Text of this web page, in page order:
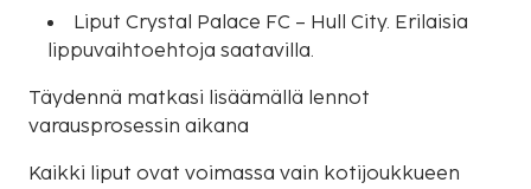
Liput Crystal Palace FC – Hull City. Erilaisia
lippuvaihtoehtoja saatavilla.
Täydennä matkasi lisäämällä lennot
varausprosessin aikana
Kaikki liput ovat voimassa vain kotijoukkueen